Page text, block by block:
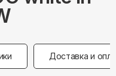
Доставка и